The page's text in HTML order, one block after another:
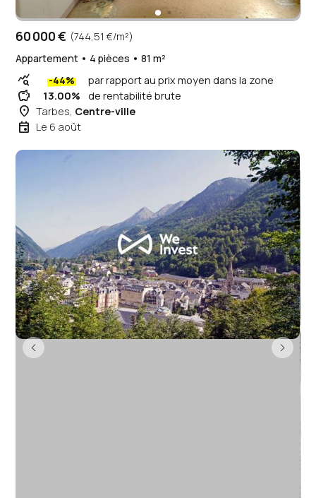
60 000 € (744,51 €/m²)
Appartement • 4 pièces • 81 m²
query_stats -44% par rapport au prix moyen dans la zone
savings 13.00% de rentabilité brute
place Tarbes, Centre-ville
event Le 6 août